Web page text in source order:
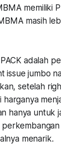
memiliki
masih
adalah
issue jumbo
setelah
hanya untuk
menarik.